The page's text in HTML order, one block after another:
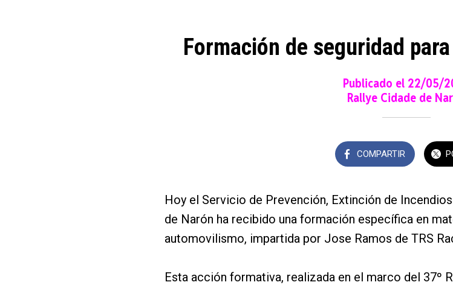
Formación de seguridad
Publicado el 22/05/
Rallye Cidade de
COMPARTIR
Hoy el Servicio de Prevención, Extinción de
de Narón ha recibido una formación específica en
automovilismo, impartida por Jose Ramos de TRS
Esta acción formativa, realizada en el marco del 37º